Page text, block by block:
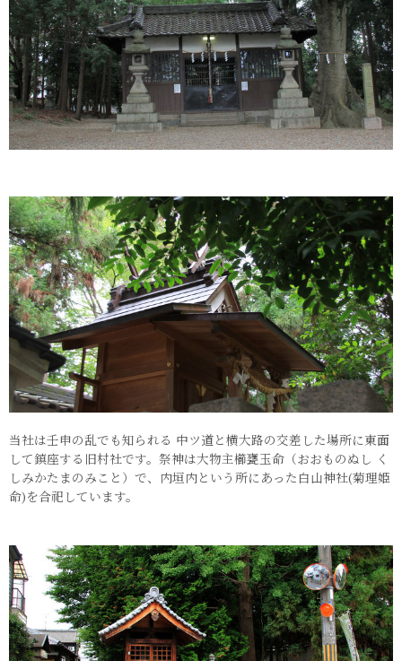
当社は壬申の乱でも知られる 中ツ道と横大路の交差した場所に東面
して鎮座する旧村社です。祭神は大物主櫛甕玉命（おおものぬし く
しみかたまのみこと）で、内垣内という所にあった白山神社(菊理姫
命)を合祀しています。